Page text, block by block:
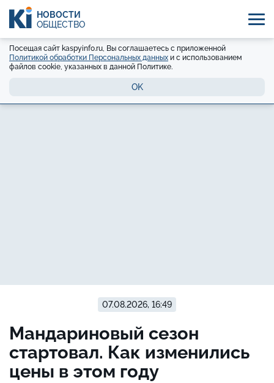
НОВОСТИ
ОБЩЕСТВО
Посещая сайт kaspyinfo.ru, Вы соглашаетесь с приложенной
Политикой обработки Персональных данных и с использованием
файлов cookie, указанных в данной Политике.
OK
07.08.2026, 16:49
Мандариновый сезон
стартовал. Как изменились
цены в этом году